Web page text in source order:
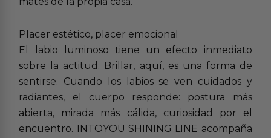
Placer estético, placer emocional
El labio luminoso tiene un efecto inmediato
sobre la actitud. Brillar, aquí, es una forma de
sentirse. Cuando los labios se ven cuidados y
radiantes, el cuerpo responde: postura más
abierta, mirada más cálida, curiosidad por el
encuentro. INTOYOU SHINING LINE acompaña